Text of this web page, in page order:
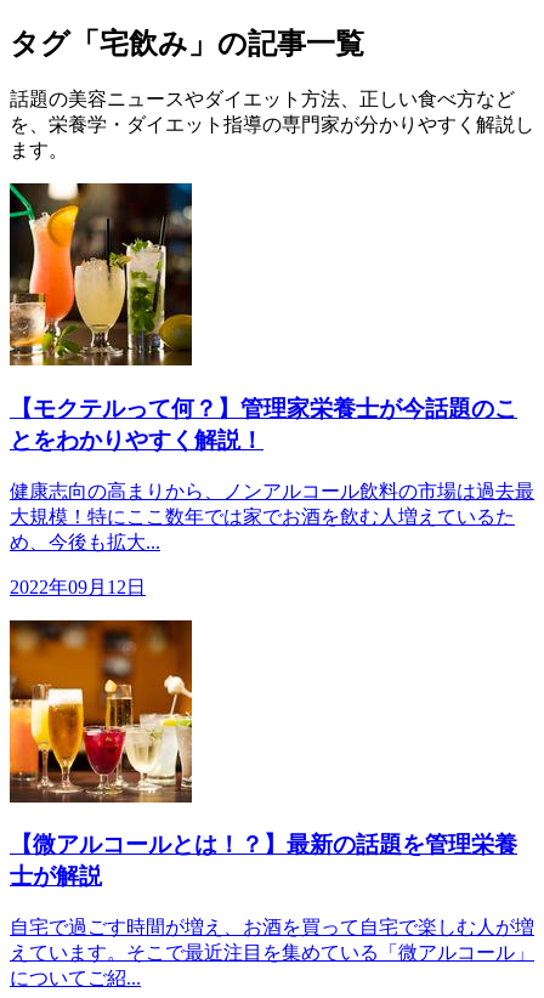
タグ「宅飲み」の記事一覧
話題の美容ニュースやダイエット方法、正しい食べ方など
を、栄養学・ダイエット指導の専門家が分かりやすく解説し
ます。
【モクテルって何？】管理家栄養士が今話題のこ
とをわかりやすく解説！
健康志向の高まりから、ノンアルコール飲料の市場は過去最
大規模！特にここ数年では家でお酒を飲む人増えているた
め、今後も拡大...
2022年09月12日
【微アルコールとは！？】最新の話題を管理栄養
士が解説
自宅で過ごす時間が増え、お酒を買って自宅で楽しむ人が増
えています。そこで最近注目を集めている「微アルコール」
についてご紹...